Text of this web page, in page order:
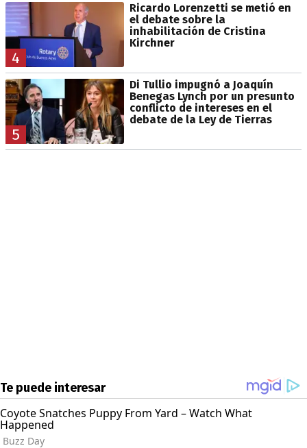
4
Ricardo Lorenzetti se metió en
el debate sobre la
inhabilitación de Cristina
Kirchner
5
Di Tullio impugnó a Joaquín
Benegas Lynch por un presunto
conflicto de intereses en el
debate de la Ley de Tierras